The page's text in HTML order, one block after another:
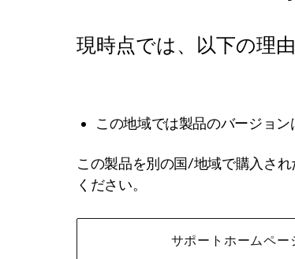
現時点では、以下の理
この地域では製品のバージョン
この製品を別の国/地域で購入さ
ください。
サポートホームペー